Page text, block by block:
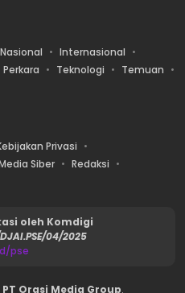
Nasional
Internasional
Perkara Teknologi
Temuan
Privasi
Siber
Redaksi
oleh Komdigi
04/2025
pse
PT Orasi Media Group.